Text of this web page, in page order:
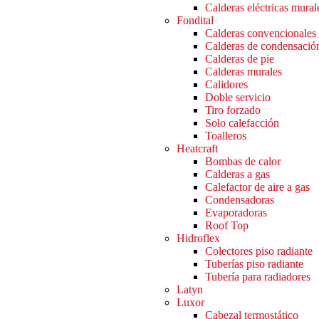
Calderas eléctricas
Fondital
Calderas convencionales
Calderas de
Calderas de pie
Calderas murales
Calidores
Doble servicio
Tiro forzado
Solo calefacción
Toalleros
Heatcraft
Bombas de calor
Calderas a gas
Calefactor de aire a gas
Condensadoras
Evaporadoras
Roof Top
Hidroflex
Colectores piso radiante
Tuberías piso radiante
Tubería para radiadores
Latyn
Luxor
Cabezal termostático